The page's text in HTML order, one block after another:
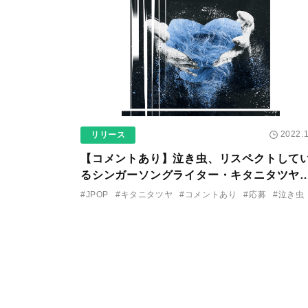
リリース
【コメントあり】泣き虫、リスペクトして
るシンガーソングライター・キタニタツヤ
の念願のコラボ楽曲を配信決定！
#JPOP #キタニタツヤ #コメントあり #応募 #泣き虫